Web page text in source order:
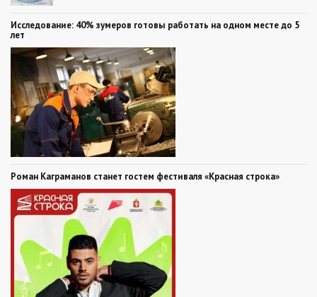
Исследование: 40% зумеров готовы работать на одном месте до 5
лет
Роман Каграманов станет гостем фестиваля «Красная строка»